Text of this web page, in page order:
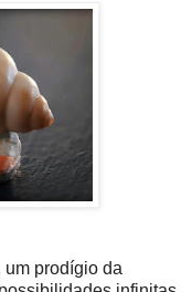
um prodígio da